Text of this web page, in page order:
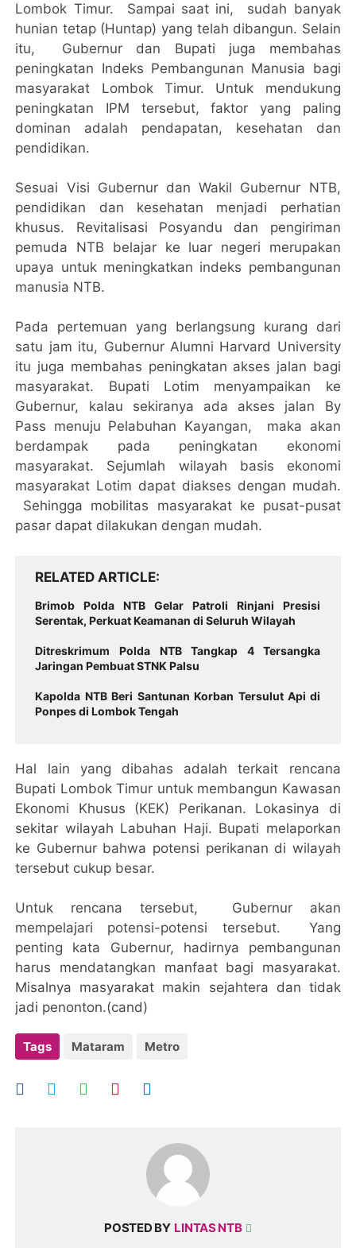
Lombok Timur. Sampai saat ini, sudah banyak
hunian tetap (Huntap) yang telah dibangun. Selain
itu, Gubernur dan Bupati juga membahas
peningkatan Indeks Pembangunan Manusia bagi
masyarakat Lombok Timur. Untuk mendukung
peningkatan IPM tersebut, faktor yang paling
dominan adalah pendapatan, kesehatan dan
pendidikan.
Sesuai Visi Gubernur dan Wakil Gubernur NTB,
pendidikan dan kesehatan menjadi perhatian
khusus. Revitalisasi Posyandu dan pengiriman
pemuda NTB belajar ke luar negeri merupakan
upaya untuk meningkatkan indeks pembangunan
manusia NTB.
Pada pertemuan yang berlangsung kurang dari
satu jam itu, Gubernur Alumni Harvard University
itu juga membahas peningkatan akses jalan bagi
masyarakat. Bupati Lotim menyampaikan ke
Gubernur, kalau sekiranya ada akses jalan By
Pass menuju Pelabuhan Kayangan, maka akan
berdampak pada peningkatan ekonomi
masyarakat. Sejumlah wilayah basis ekonomi
masyarakat Lotim dapat diakses dengan mudah.
Sehingga mobilitas masyarakat ke pusat-pusat
pasar dapat dilakukan dengan mudah.
RELATED ARTICLE
Brimob Polda NTB Gelar Patroli Rinjani Presisi
Serentak, Perkuat Keamanan di Seluruh Wilayah
Ditreskrimum Polda NTB Tangkap 4 Tersangka
Jaringan Pembuat STNK Palsu
Kapolda NTB Beri Santunan Korban Tersulut Api di
Ponpes di Lombok Tengah
Hal lain yang dibahas adalah terkait rencana
Bupati Lombok Timur untuk membangun Kawasan
Ekonomi Khusus (KEK) Perikanan. Lokasinya di
sekitar wilayah Labuhan Haji. Bupati melaporkan
ke Gubernur bahwa potensi perikanan di wilayah
tersebut cukup besar.
Untuk rencana tersebut, Gubernur akan
mempelajari potensi-potensi tersebut. Yang
penting kata Gubernur, hadirnya pembangunan
harus mendatangkan manfaat bagi masyarakat.
Misalnya masyarakat makin sejahtera dan tidak
jadi penonton.(cand)
Tags Mataram Metro
POSTED BY LINTAS NTB